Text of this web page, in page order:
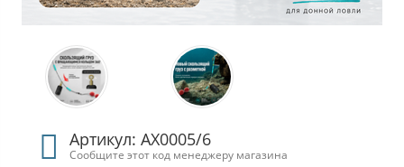
Артикул: АХ0005/6
Сообщите этот код менеджеру магазина